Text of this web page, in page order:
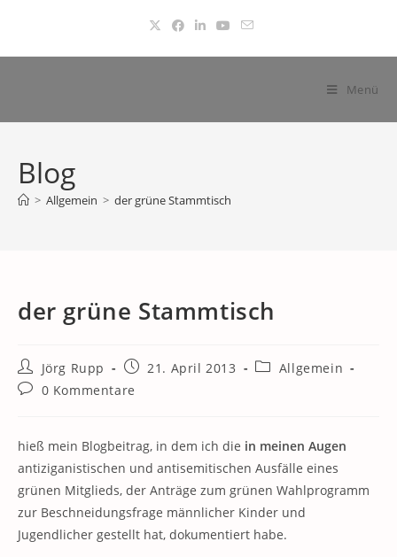
springen
Menü
Blog
> Allgemein > der grüne Stammtisch
der grüne Stammtisch
Beitrags-
Autor:
Jörg Rupp
Beitrag21. April 2013
Beitrags-
Allgemein
Beitrags-
0 Kommentare
hieß mein Blogbeitrag, in dem ich die in meinen Augen
antiziganistischen und antisemitischen Ausfälle eines
grünen Mitglieds, der Anträge zum grünen Wahlprogramm
zur Beschneidungsfrage männlicher Kinder und
Jugendlicher gestellt hat, dokumentiert habe.